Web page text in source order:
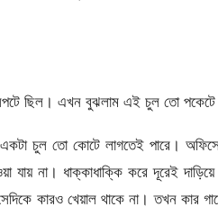
ছিল। এখন বুঝলাম এই চুল তো
চুল তো কোটে লাগতেই পারে।
যায় না। ধাক্কাধাক্কি করে দূরেই
কারও খেয়াল থাকে না। তখন কার